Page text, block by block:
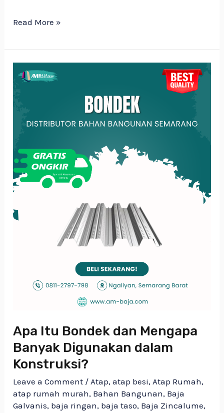
Read More »
Apa Itu Bondek dan Mengapa
Banyak Digunakan dalam
Konstruksi?
Leave a Comment / Atap,atap besi, Atap Rumah,
atap rumah murah, Bahan Bangunan, Baja
Galvanis, baja ringan, baja taso, Baja Zincalume,
Apa
Banyak
Digunakan
dalam
Konstruksi?